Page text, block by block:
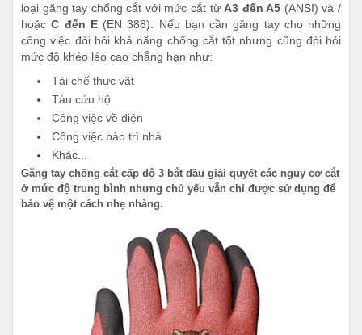
loại găng tay chống cắt với mức cắt từA3 đến A5 (ANSI) và /
hoặcC đến E(EN 388). Nếu bạn cần găng tay cho những
công việc đòi hỏi khả năng chống cắt tốt nhưng cũng đòi hỏi
mức độ khéo léo cao chẳng hạn như:
Tái chế thực vật
Tàu cứu hộ
Công việc về điện
Công việc bảo trì nhà
Khác...
Găng tay chống cắt cấp độ 3 bắt đầu giải quyết các nguy cơ cắt
ở mức độ trung bình nhưng chủ yếu vẫn chỉ được sử dụng để
bảo vệ một cách nhẹ nhàng.